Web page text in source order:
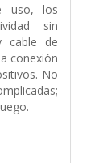
uso, los
sin
cable de
conexión
No